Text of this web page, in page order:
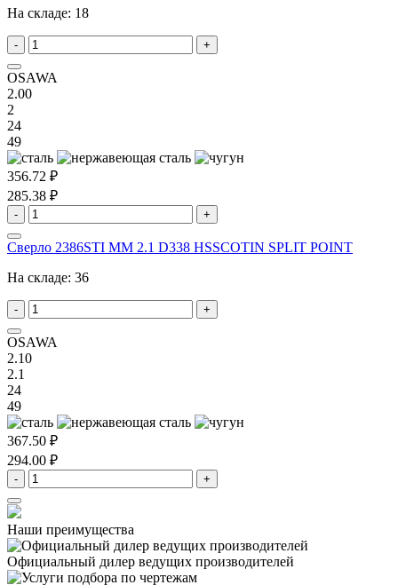
На складе: 18
- +
OSAWA
2.00
2
24
49
356.72 ₽
285.38 ₽
- +
Сверло 2386STI MM 2.1 D338 HSSCOTIN SPLIT POINT
На складе: 36
- +
OSAWA
2.10
2.1
24
49
367.50 ₽
294.00 ₽
- +
Наши преимущества
Официальный дилер ведущих производителей